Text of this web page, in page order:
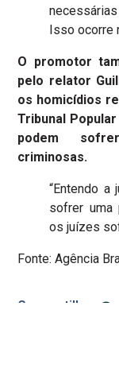
Isso ocorre
O promotor
pelo relator
os homicídios
Tribunal
podem
criminosas.
“Entendo a
sofrer uma
os juízes
Fonte: Agência
Compartilhe: